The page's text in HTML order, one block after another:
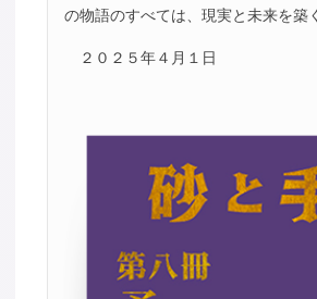
の物語のすべては、現実と未来を築
２０２５年４月１日